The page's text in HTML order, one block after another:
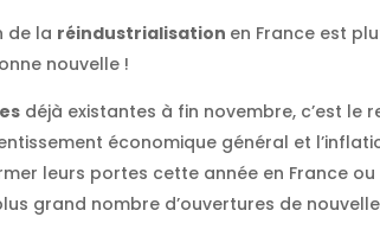
de la réindustrialisation en France est
nouvelle !
déjà existantes à fin novembre, c’est le
économique général et
leurs portes cette année en France ou
grand nombre d’ouvertures de